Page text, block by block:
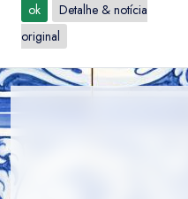
ok
Detalhe & notícia
original